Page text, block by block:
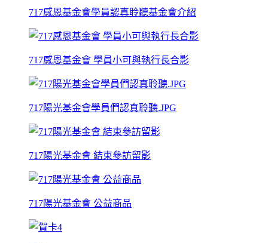
717感恩基金會學員認真聆聽基金會介紹
717感恩基金會 學員小可與執行長合影
717陽光基金會學員們認真聆聽.JPG
717陽光基金會 結束參訪留影
717陽光基金會 公益商品